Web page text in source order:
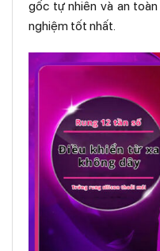
gốc tự nhiên và an
nghiệm tốt nhất.